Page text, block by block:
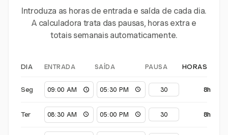
Introduza as horas de entrada e saída de cada dia.
A calculadora trata das pausas, horas extra e
totais semanais automaticamente.
DIA ENTRADA SAÍDA PAUSA HORAS
Seg 8h
Ter 8h